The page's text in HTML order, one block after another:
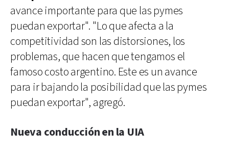
avance importante para que las pymes
puedan exportar". "Lo que afecta a la
competitividad son las distorsiones, los
problemas, que hacen que tengamos el
famoso costo argentino. Este es un avance
para ir bajando la posibilidad que las pymes
puedan exportar", agregó.
Nueva conducción en la UIA